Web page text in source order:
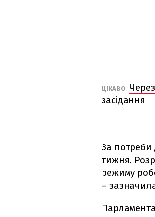
ЦІКАВО
засідання
За потреби
тижня.
режиму
–